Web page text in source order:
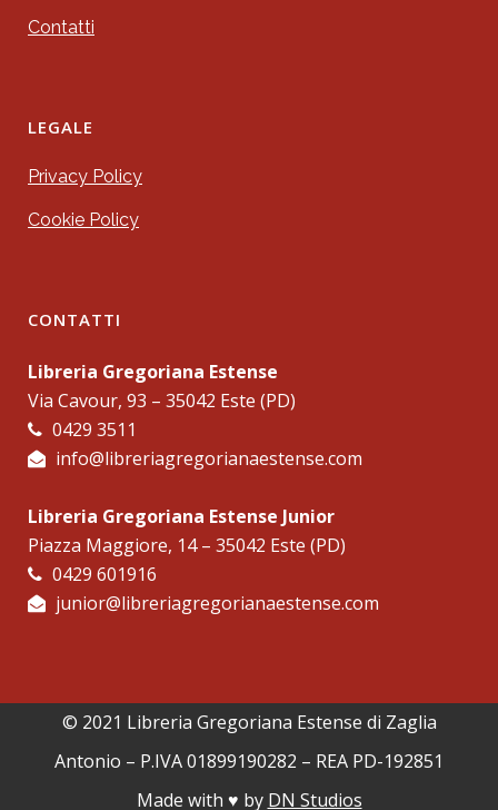
Contatti
LEGALE
Privacy Policy
Cookie Policy
CONTATTI
Libreria Gregoriana Estense
Via Cavour, 93 – 35042 Este (PD)
0429 3511
info@libreriagregorianaestense.com
Libreria Gregoriana Estense Junior
Piazza Maggiore, 14 – 35042 Este (PD)
0429 601916
junior@libreriagregorianaestense.com
© 2021 Libreria Gregoriana Estense di Zaglia
Antonio – P.IVA 01899190282 – REA PD-192851
Made with ♥︎ by DN Studios